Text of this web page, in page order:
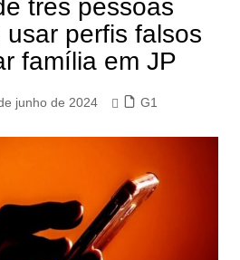
três pessoas
perfis falsos
família em JP
junho de 2024 G1